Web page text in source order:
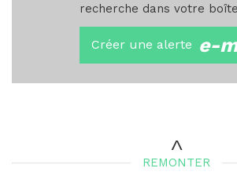
recherche dans votre
Créer une alerte e-
REMONTER